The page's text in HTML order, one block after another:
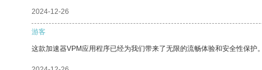
2024-12-26
游客
这款加速器VPM应用程序已经为我们带来了无限的流畅体验和安全性保护